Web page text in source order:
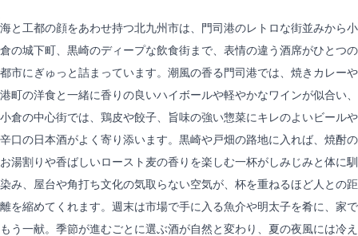
海と工都の顔をあわせ持つ北九州市は、門司港のレトロな街並みから小
倉の城下町、黒崎のディープな飲食街まで、表情の違う酒席がひとつの
都市にぎゅっと詰まっています。潮風の香る門司港では、焼きカレーや
港町の洋食と一緒に香りの良いハイボールや軽やかなワインが似合い、
小倉の中心街では、鶏皮や餃子、旨味の強い惣菜にキレのよいビールや
辛口の日本酒がよく寄り添います。黒崎や戸畑の路地に入れば、焼酎の
お湯割りや香ばしいロースト麦の香りを楽しむ一杯がしみじみと体に馴
染み、屋台や角打ち文化の気取らない空気が、杯を重ねるほど人との距
離を縮めてくれます。週末は市場で手に入る魚介や明太子を肴に、家で
もう一献。季節が進むごとに選ぶ酒が自然と変わり、夏の夜風には冷え